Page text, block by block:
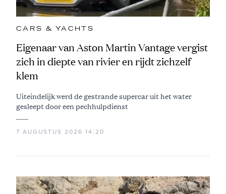
CARS & YACHTS
Eigenaar van Aston Martin Vantage vergist
zich in diepte van rivier en rijdt zichzelf
klem
Uiteindelijk werd de gestrande supercar uit het water
gesleept door een pechhulpdienst
7 AUGUSTUS 2026 14:20